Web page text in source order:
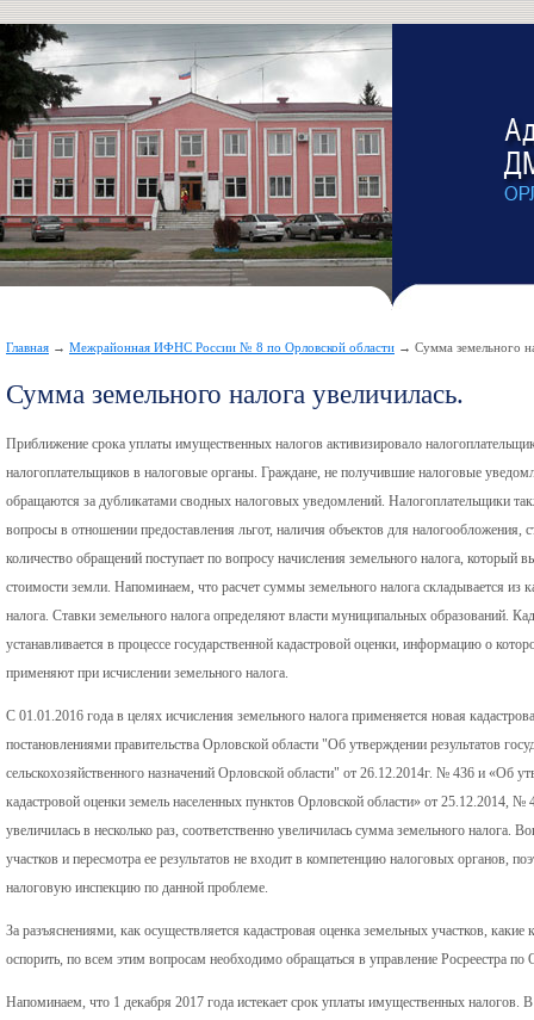
Главная → Межрайонная ИФНС России № 8 по Орловской области → Сумма земельного
Сумма земельного налога увеличилась.
Приближение срока уплаты имущественных налогов активизировало
налогоплательщиков в налоговые органы. Граждане, не получившие налоговые
обращаются за дубликатами сводных налоговых уведомлений. Налогоплательщики
вопросы в отношении предоставления льгот, наличия объектов для налогообложения,
количество обращений поступает по вопросу начисления земельного налога, который
стоимости земли. Напоминаем, что расчет суммы земельного налога складывается из
налога. Ставки земельного налога определяют власти муниципальных образований.
устанавливается в процессе государственной кадастровой оценки, информацию о
применяют при исчислении земельного налога.
С 01.01.2016 года в целях исчисления земельного налога применяется новая
постановлениями правительства Орловской области "Об утверждении результатов
сельскохозяйственного назначений Орловской области" от 26.12.2014г. № 436 и «Об
кадастровой оценки земель населенных пунктов Орловской области» от 25.12.2014, №
увеличилась в несколько раз, соответственно увеличилась сумма земельного налога.
участков и пересмотра ее результатов не входит в компетенцию налоговых органов,
налоговую инспекцию по данной проблеме.
За разъяснениями, как осуществляется кадастровая оценка земельных участков,
оспорить, по всем этим вопросам необходимо обращаться в управление Росреестра по
Напоминаем, что 1 декабря 2017 года истекает срок уплаты имущественных налогов.